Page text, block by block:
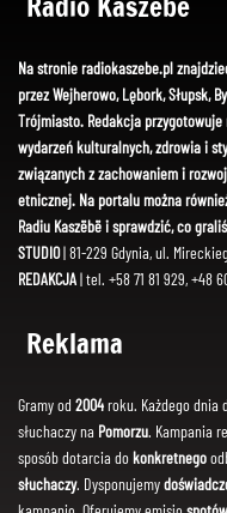
Na stronie radiokaszebe.pl
przez Wejherowo, Lębork, Słupsk,
Trójmiasto. Redakcja
wydarzeń kulturalnych, zdrowia i
związanych z zachowaniem i
etnicznej. Na portalu można
Radiu Kaszëbë i sprawdzić, co
STUDIO| 81-229 Gdynia, ul.
REDAKCJA| tel. +58 71 81 929, +48
Reklama
Gramy od 2004roku. Każdego dnia
słuchaczy na Pomorzu. Kampania
sposób dotarcia dokonkretnego
słuchaczy. Dysponujemy